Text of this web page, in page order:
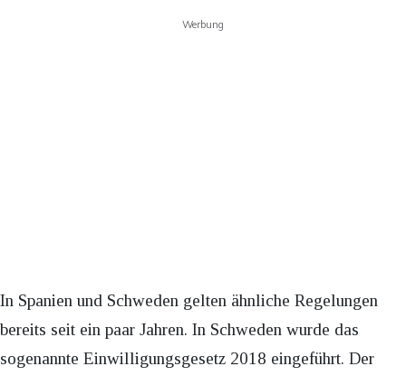
Werbung
In Spanien und Schweden gelten ähnliche Regelungen
bereits seit ein paar Jahren. In Schweden wurde das
sogenannte Einwilligungsgesetz 2018 eingeführt. Der